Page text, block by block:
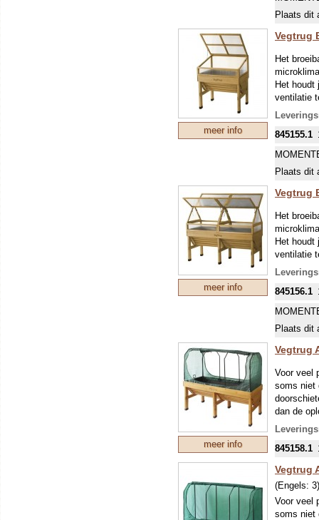
Plaats dit
meer info
Vegtrug
Het
Het houdt
ventilatie
Gemaakt
Ook
De
Gewicht:
845155.1
Plaats dit
meer info
Vegtrug
Het
Het houdt
ventilatie
Gemaakt
Ook
De
Gewicht:
845156.1
Plaats dit
meer info
Vegtrug
Voor veel
soms niet
dan de
845158.1
Vegtrug
(Engels: 3)
Voor veel
soms niet